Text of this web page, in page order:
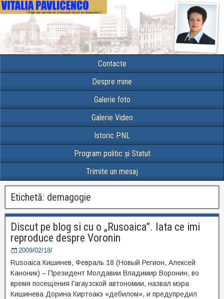
Contacte
Despre mine
Galerie foto
Galerie Video
Istoric PNL
Program politic și Statut
Trimite un mesaj
Etichetă: demagogie
Discut pe blog si cu o „Rusoaica”. Iata ce imi
reproduce despre Voronin
2009/02/18/
Rusoaica Кишинев, Февраль 18 (Новый Регион, Алексей
Каноник) – Президент Молдавии Владимир Воронин, во
время посещения Гагаузской автономии, назвал мэра
Кишинева Дорина Киртоакэ «дебилом», и предупредил